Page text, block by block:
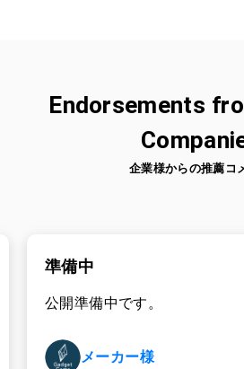
Endorsements
企業様からの推薦コ
準備中
公開準備中です。
メーカー様